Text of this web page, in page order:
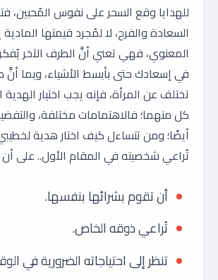
للهدايا وقع السحر على نفوس المُحبين،
السعادة والفرح، لا لمُجرد قيمتها المادية
المعنوي، فهي تعني أنَّ الطرف الآخر
في إسعادك حتى بأبسط الأشياء، وبما أنَّ
تختلف عن المرأة، فإنه يجب اختيار
كل منهما؛ فالاهتمامات مختلفة،
أيضًا؛ ومن تتساءل كيف اختار هدية
تُراعي شخصيته في المقام الأول.. على أن
أن تقوم بشرائها بنفسها.
تُراعي ذوقه الخاص.
تنظر إلى احتياجاته الضرورية في